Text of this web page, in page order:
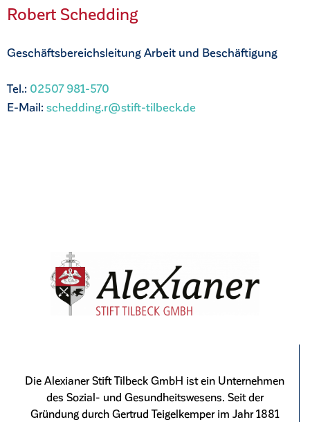
Robert Schedding
Geschäftsbereichsleitung Arbeit und Beschäftigung
Tel.: 02507 981-570
E-Mail: schedding.r@stift-tilbeck.de
Die Alexianer Stift Tilbeck GmbH ist ein Unternehmen
des Sozial- und Gesundheitswesens. Seit der
Gründung durch Gertrud Teigelkemper im Jahr 1881